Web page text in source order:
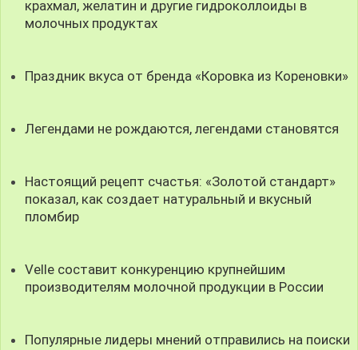
крахмал, желатин и другие гидроколлоиды в
молочных продуктах
Праздник вкуса от бренда «Коровка из Кореновки»
Легендами не рождаются, легендами становятся
Настоящий рецепт счастья: «Золотой стандарт»
показал, как создает натуральный и вкусный
пломбир
Velle составит конкуренцию крупнейшим
производителям молочной продукции в России
Популярные лидеры мнений отправились на поиски